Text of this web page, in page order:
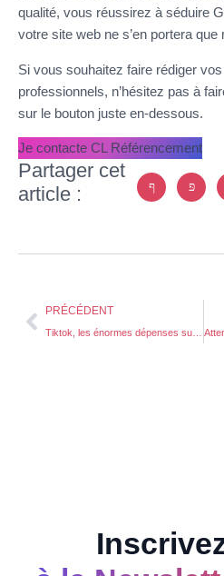
qualité, vous réussirez à séduire
votre site web ne s’en portera que
Si vous souhaitez faire rédiger
professionnels, n’hésitez pas à
sur le bouton juste en-dessous.
Je contacte CL Référencement
Partager cet
article :
PRÉCÉDENT